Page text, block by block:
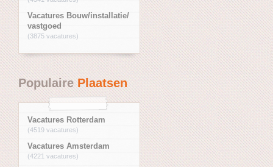
Vacatures Bouw/installatie/
vastgoed
(3875 vacatures)
PopulairePlaatsen
Vacatures Rotterdam
(4519 vacatures)
Vacatures Amsterdam
(4221 vacatures)